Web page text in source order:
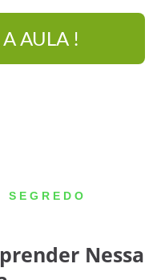
AULA !
SEGREDO
Nessa